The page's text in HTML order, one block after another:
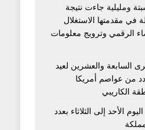
ومليلية جاءت نتيجة
في مقدمتها الاستغلال
الرقمي وترويج معلومات
السابعة والعشرين لعيد
من عواصم أمريكا
الكاريبي
الأحد إلى الثلاثاء بعدد